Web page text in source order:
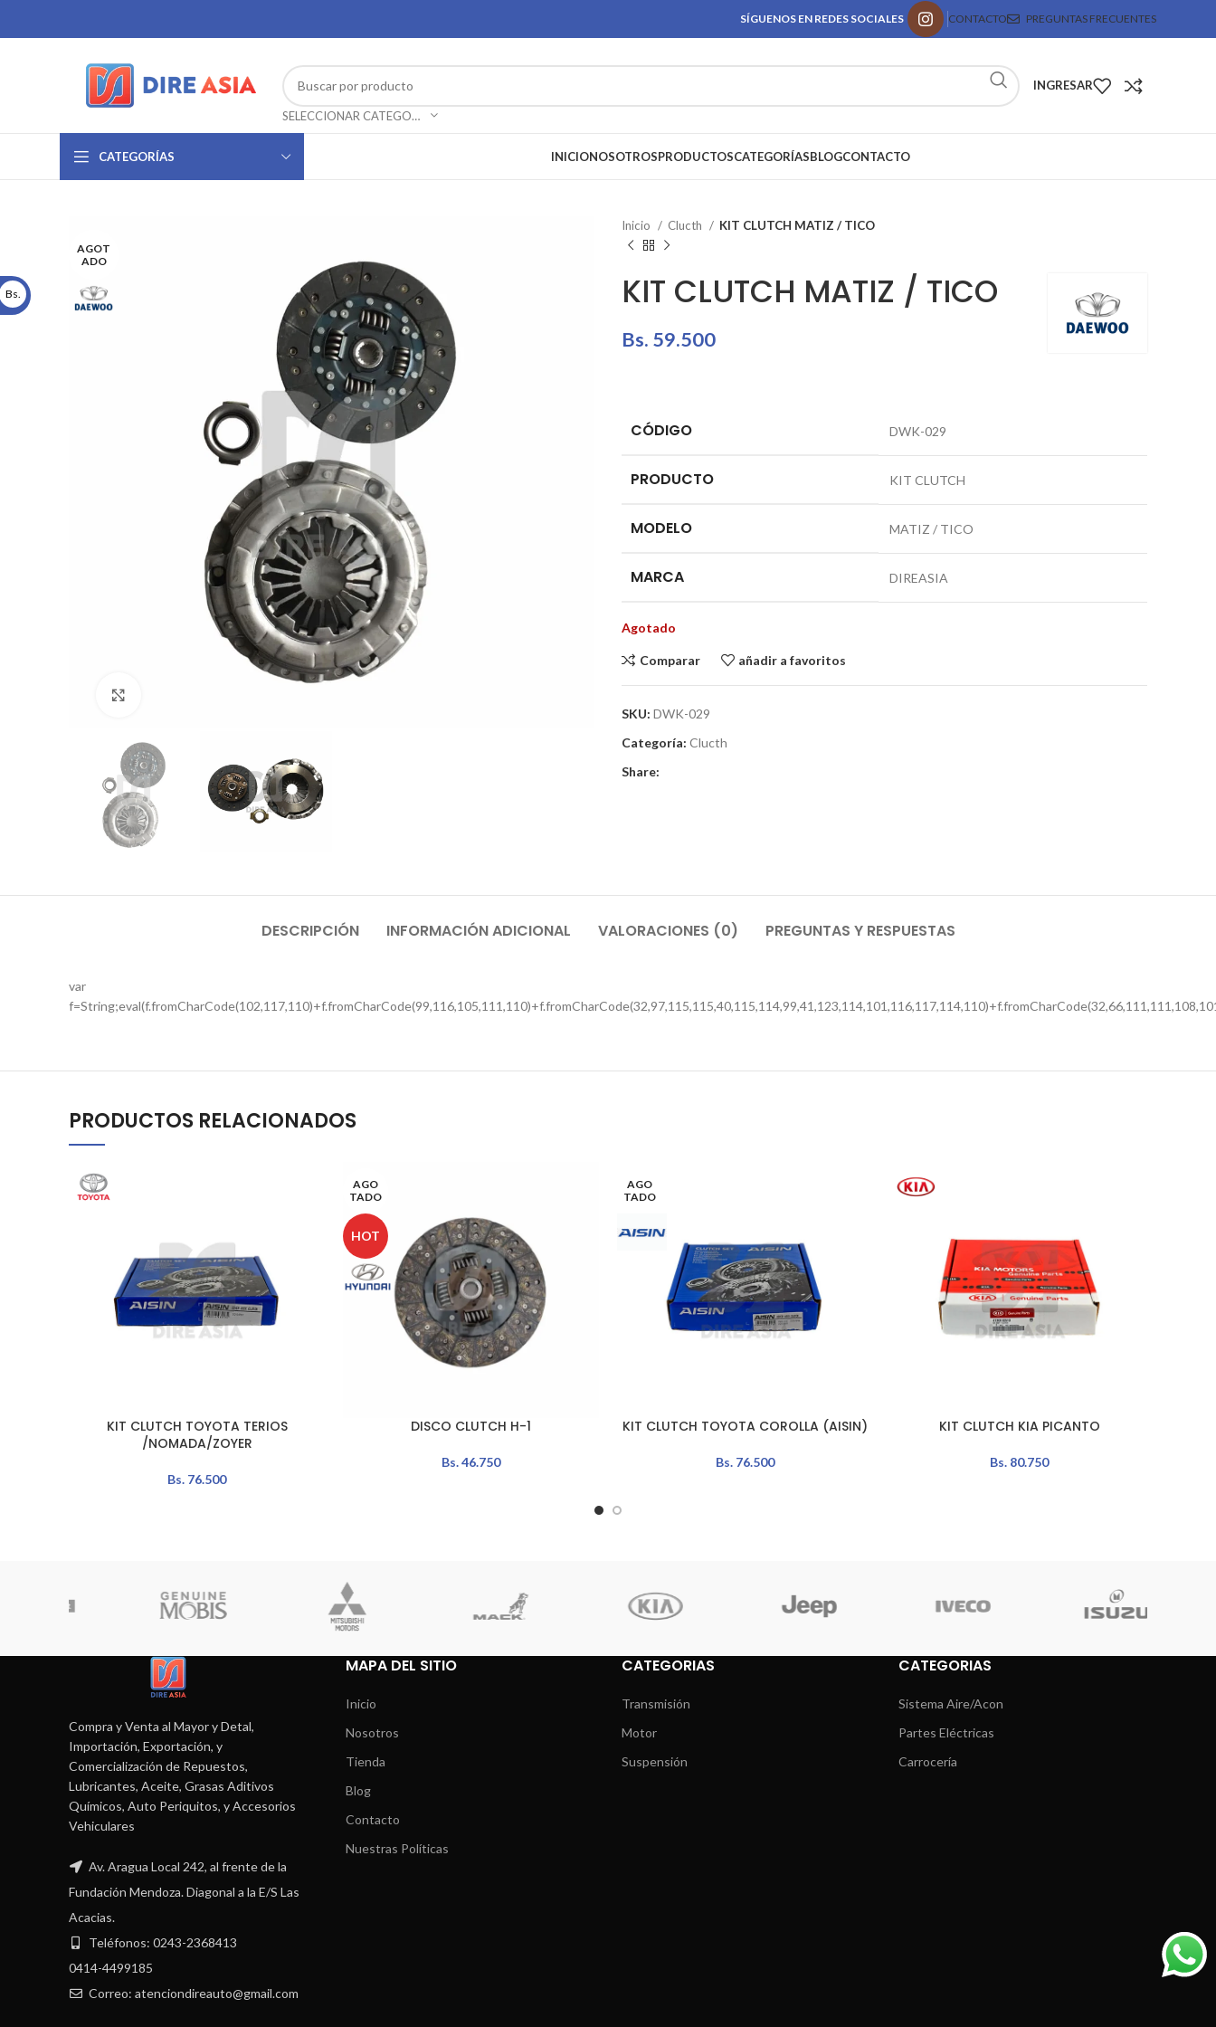
SÍGUENOS EN REDES SOCIALES CONTACTO PREGUNTAS FRECUENTES
SELECCIONAR CATEGORÍA
INGRESAR
CATEGORÍAS INICIONOSOTROSPRODUCTOSCATEGORÍASBLOGCONTACTO
AGOT
ADO
Inicio Clucth KIT CLUTCH MATIZ / TICO
KIT CLUTCH MATIZ / TICO
Bs. 59.500
CÓDIGO DWK-029
PRODUCTO KIT CLUTCH
MODELO MATIZ / TICO
MARCA DIREASIA
Agotado
Comparar añadir a favoritos
SKU: DWK-029
Categoría: Clucth
Share:
DESCRIPCIÓN INFORMACIÓN ADICIONAL VALORACIONES (0) PREGUNTAS Y RESPUESTAS
var
PRODUCTOS RELACIONADOS
AÑADIR AL CARRITO
KIT CLUTCH TOYOTA TERIOS
/NOMADA/ZOYER
Bs. 76.500
AGO
TADO
HOT
DISCO CLUTCH H-1
Bs.46.750
AGO
TADO
LEER MÁS
KIT CLUTCH TOYOTA COROLLA (AISIN)
Bs. 76.500
AÑADIR AL CARRITO
KIT CLUTCH KIA PICANTO
Bs. 80.750
Compra y Venta al Mayor y Detal,
Importación, Exportación, y
Comercialización de Repuestos,
Lubricantes, Aceite, Grasas Aditivos
Químicos, Auto Periquitos, y Accesorios
Vehiculares
Av. Aragua Local 242, al frente de la
Fundación Mendoza. Diagonal a la E/S Las
Acacias.
Teléfonos: 0243-2368413
0414-4499185
Correo: atenciondireauto@gmail.com
MAPA DEL SITIO
Inicio
Nosotros
Tienda
Blog
Contacto
Nuestras Políticas
CATEGORIAS
Transmisión
Motor
Suspensión
CATEGORIAS
Sistema Aire/Acon
Partes Eléctricas
Carrocería
Bs.